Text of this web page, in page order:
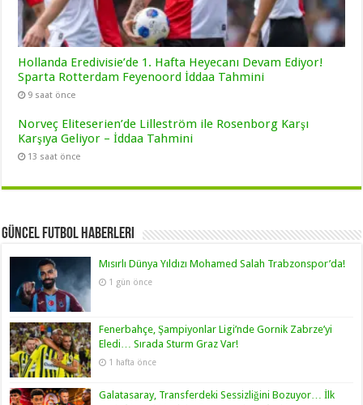
Hollanda Eredivisie’de 1. Hafta Heyecanı Devam Ediyor!
Sparta Rotterdam Feyenoord İddaa Tahmini
9 saat önce
Norveç Eliteserien’de Lilleström ile Rosenborg Karşı
Karşıya Geliyor – İddaa Tahmini
13 saat önce
Güncel Futbol Haberleri
Mısırlı Dünya Yıldızı Mohamed Salah Trabzonspor’da!
1 gün önce
Fenerbahçe, Şampiyonlar Ligi’nde Gornik Zabrze’yi
Eledi… Sırada Sturm Graz Var!
1 hafta önce
Galatasaray, Transferdeki Sessizliğini Bozuyor… İlk